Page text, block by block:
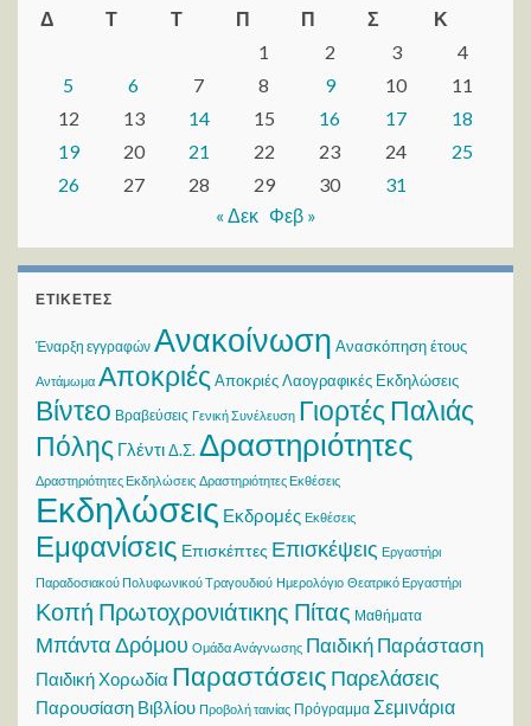
Δ
Τ Τ Π Π Σ
Κ
1
2 3
4
5
6 7 8 9 10
11
12
13 14 15 16 17
18
19
20 21 22 23 24
25
26
27 28 29 30
31
« Δεκ Φεβ »
ΕΤΙΚΈΤΕΣ
Έναρξη εγγραφών Ανακοίνωση Ανασκόπηση έτους
Αντάμωμα Αποκριές Αποκριές Λαογραφικές Εκδηλώσεις
Βίντεο Βραβεύσεις Γενική Συνέλευση Γιορτές Παλιάς
Πόλης ΓλέντιΔ.Σ. Δραστηριότητες
Δραστηριότητες Εκδηλώσεις Δραστηριότητες Εκθέσεις
Εκδηλώσεις Εκδρομές Εκθέσεις
Εμφανίσεις Επισκέπτες Επισκέψεις Εργαστήρι
Παραδοσιακού Πολυφωνικού Τραγουδιού Ημερολόγιο Θεατρικό Εργαστήρι
Κοπή Πρωτοχρονιάτικης Πίτας Μαθήματα
Μπάντα Δρόμου Ομάδα Ανάγνωσης Παιδική Παράσταση
Παιδική Χορωδία Παραστάσεις Παρελάσεις
Παρουσίαση Βιβλίου Προβολή ταινίας Πρόγραμμα Σεμινάρια